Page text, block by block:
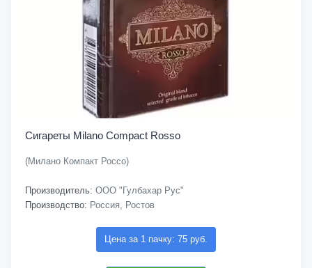
Сигареты Milano Compact Rosso
(Милано Компакт Россо)
Производитель: ООО "Гулбахар Рус"
Производство: Россия, Ростов
Цена за 1 пачку: 75 руб.